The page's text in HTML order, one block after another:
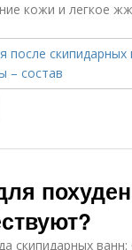
кожи и легкое
скипидарных